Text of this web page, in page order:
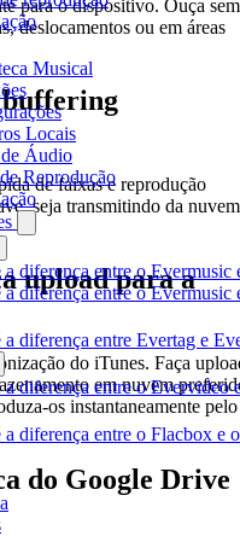
Musical
Locais
Áudio
Reprodução
a diferença entre o Evermusic
a diferença entre o
a diferença entre Evertag e
a diferença entre o Evervideo
a diferença entre o Flacbox e
para o dispositivo. Ouça sem
deslocamentos ou em áreas
buffering
de faixas e reprodução
seja transmitindo da nuvem
upload para a
do iTunes. Faça
em nuvem
os instantaneamente pelo
do Google Drive